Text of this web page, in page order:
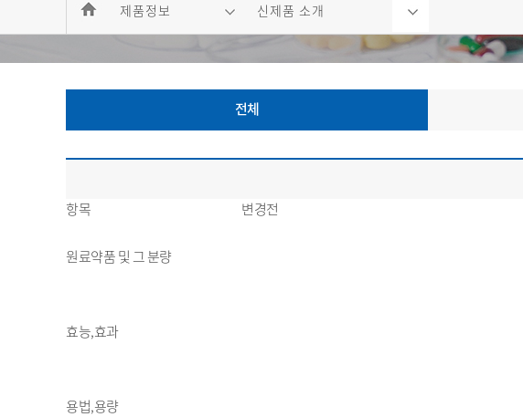
제품정보 신제품 소개
전체
항목
변경전
원료약품 및 그 분량
효능,효과
용법,용량